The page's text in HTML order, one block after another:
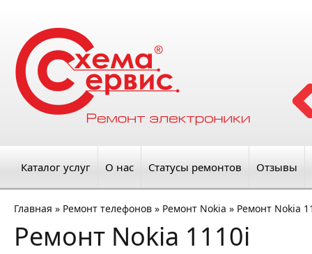
Каталог услуг О нас Статусы ремонтов Отзывы
Главная » Ремонт телефонов » Ремонт Nokia » Ремонт Nokia
Ремонт Nokia 1110i